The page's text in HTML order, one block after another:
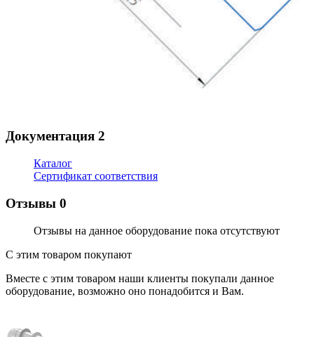
Документация 2
Каталог
Сертификат соответствия
Отзывы 0
Отзывы на данное оборудование пока отсутствуют
С этим товаром покупают
Вместе с этим товаром наши клиенты покупали данное
оборудование, возможно оно понадобится и Вам.